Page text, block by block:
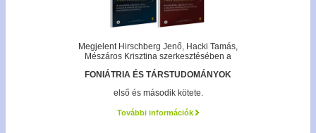
Megjelent Hirschberg Jenő, Hacki Tamás,
Mészáros Krisztina szerkesztésében a
FONIÁTRIA ÉS TÁRSTUDOMÁNYOK
első és második kötete.
További információk